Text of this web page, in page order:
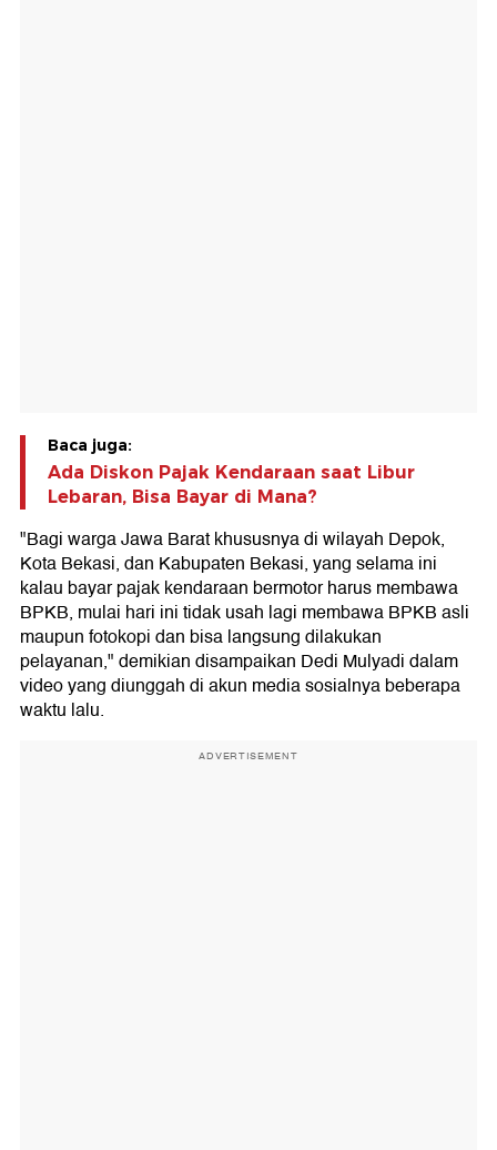
Baca juga:
Ada Diskon Pajak Kendaraan saat Libur
Lebaran, Bisa Bayar di Mana?
"Bagi warga Jawa Barat khususnya di wilayah Depok,
Kota Bekasi, dan Kabupaten Bekasi, yang selama ini
kalau bayar pajak kendaraan bermotor harus membawa
BPKB, mulai hari ini tidak usah lagi membawa BPKB asli
maupun fotokopi dan bisa langsung dilakukan
pelayanan," demikian disampaikan Dedi Mulyadi dalam
video yang diunggah di akun media sosialnya beberapa
waktu lalu.
ADVERTISEMENT